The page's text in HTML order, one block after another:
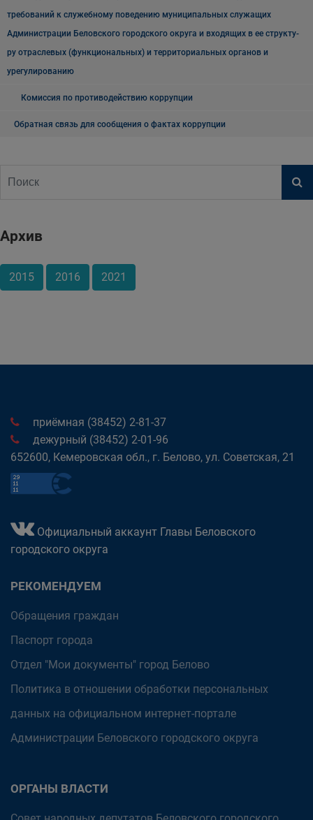
требований к служебному поведению муниципальных служащих
Администрации Беловского городского округа и входящих в ее структу-
ру отраслевых (функциональных) и территориальных органов и
урегулированию
Комиссия по противодействию коррупции
Обратная связь для сообщения о фактах коррупции
Архив
2015 2016 2021
приёмная (38452) 2-81-37
дежурный (38452) 2-01-96
652600, Кемеровская обл., г. Белово, ул. Советская, 21
Официальный аккаунт Главы Беловского
городского округа
РЕКОМЕНДУЕМ
Обращения граждан
Паспорт города
Отдел "Мои документы" город Белово
Политика в отношении обработки персональных
данных на официальном интернет-портале
Администрации Беловского городского округа
ОРГАНЫ ВЛАСТИ